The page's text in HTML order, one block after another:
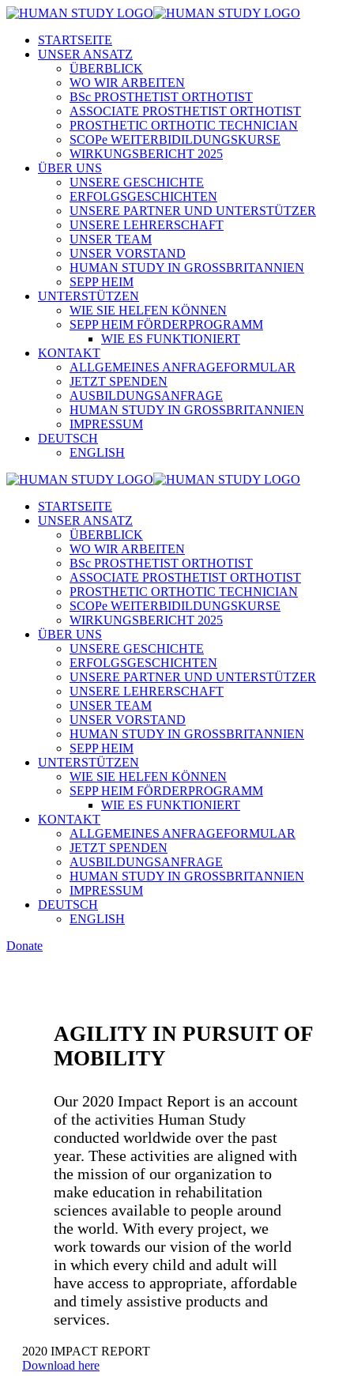
STARTSEITE
UNSER ANSATZ
ÜBERBLICK
WO WIR ARBEITEN
BSc PROSTHETIST ORTHOTIST
ASSOCIATE PROSTHETIST ORTHOTIST
PROSTHETIC ORTHOTIC TECHNICIAN
SCOPe WEITERBIDILDUNGSKURSE
WIRKUNGSBERICHT 2025
ÜBER UNS
UNSERE GESCHICHTE
ERFOLGSGESCHICHTEN
UNSERE PARTNER UND UNTERSTÜTZER
UNSERE LEHRERSCHAFT
UNSER TEAM
UNSER VORSTAND
HUMAN STUDY IN GROSSBRITANNIEN
SEPP HEIM
UNTERSTÜTZEN
WIE SIE HELFEN KÖNNEN
SEPP HEIM FÖRDERPROGRAMM
WIE ES FUNKTIONIERT
KONTAKT
ALLGEMEINES ANFRAGEFORMULAR
JETZT SPENDEN
AUSBILDUNGSANFRAGE
HUMAN STUDY IN GROSSBRITANNIEN
IMPRESSUM
DEUTSCH
ENGLISH
STARTSEITE
UNSER ANSATZ
ÜBERBLICK
WO WIR ARBEITEN
BSc PROSTHETIST ORTHOTIST
ASSOCIATE PROSTHETIST ORTHOTIST
PROSTHETIC ORTHOTIC TECHNICIAN
SCOPe WEITERBIDILDUNGSKURSE
WIRKUNGSBERICHT 2025
ÜBER UNS
UNSERE GESCHICHTE
ERFOLGSGESCHICHTEN
UNSERE PARTNER UND UNTERSTÜTZER
UNSERE LEHRERSCHAFT
UNSER TEAM
UNSER VORSTAND
HUMAN STUDY IN GROSSBRITANNIEN
SEPP HEIM
UNTERSTÜTZEN
WIE SIE HELFEN KÖNNEN
SEPP HEIM FÖRDERPROGRAMM
WIE ES FUNKTIONIERT
KONTAKT
ALLGEMEINES ANFRAGEFORMULAR
JETZT SPENDEN
AUSBILDUNGSANFRAGE
HUMAN STUDY IN GROSSBRITANNIEN
IMPRESSUM
DEUTSCH
ENGLISH
Donate
AGILITY IN PURSUIT OF
MOBILITY
Our 2020 Impact Report is an account
of the activities Human Study
conducted worldwide over the past
year. These activities are aligned with
the mission of our organization to
make education in rehabilitation
sciences available to people around
the world. With every project, we
work towards our vision of the world
in which every child and adult will
have access to appropriate, affordable
and timely assistive products and
services.
2020 IMPACT REPORT
Download here